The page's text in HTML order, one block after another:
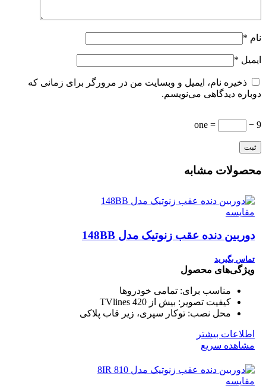
نام *
ایمیل *
ذخیره نام، ایمیل و وبسایت من در مرورگر برای زمانی که
دوباره دیدگاهی می‌نویسم.
9 −
= one
محصولات مشابه
مقایسه
دوربین دنده عقب زنوتیک مدل 148BB
تماس بگیرید
ویژگی‌های محصول
مناسب برای: تمامی خودروها
کیفیت تصویر: بیش از 420 TVlines
محل نصب: توکار سپری، زیر قاب پلاکی
اطلاعات بیشتر
مشاهده سریع
مقایسه